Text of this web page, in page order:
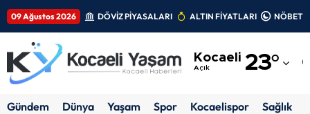
09 Ağustos 2026 DÖVİZ PİYASALARI ALTIN FİYATLARI
Kocaeli
Açık 23°
Adıyaman
Gündem Dünya Yaşam Spor Kocaelispor Sağlık